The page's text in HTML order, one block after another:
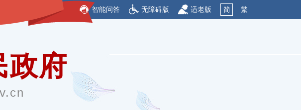
智能问答 无障碍版 适老版 简 繁
政府